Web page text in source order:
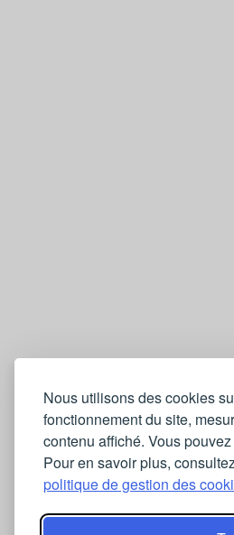
Nous utilisons des cookies
fonctionnement du site,
contenu affiché. Vous
Pour en savoir plus,
politique de gestion des